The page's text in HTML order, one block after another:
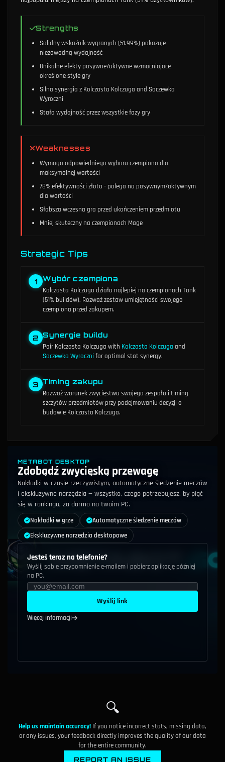
Strengths
Solidny wskaźnik wygranych (51.99%) pokazuje
niezawodną wydajność
Unikalne efekty pasywne/aktywne wzmacniające
określone style gry
Silna synergia z Kolczasta Kolczuga and Soczewka
Wyroczni
Stała wydajność przez wszystkie fazy gry
Weaknesses
Wymaga odpowiedniego wyboru czempiona dla
maksymalnej wartości
78% efektywności złota - polega na pasywnym/aktywnym
dla wartości
Słabsza wczesna gra przed ukończeniem przedmiotu
Mniej skuteczny na czempionach Mage
Strategic Tips
1 Wybór czempiona
Kolczasta Kolczuga działa najlepiej na czempionach Tank
(51% buildów). Rozważ zestaw umiejętności swojego
czempiona przed zakupem.
2 Synergie buildu
Pair Kolczasta Kolczuga with Kolczasta Kolczuga and
Soczewka Wyroczni for optimal stat synergy.
3 Timing zakupu
Rozważ warunek zwycięstwa swojego zespołu i timing
szczytów przedmiotów przy podejmowaniu decyzji o
budowie Kolczasta Kolczuga.
METABOT DESKTOP
Zdobądź zwycięską przewagę
Nakładki w czasie rzeczywistym, automatyczne śledzenie meczów
i ekskluzywne narzędzia — wszystko, czego potrzebujesz, by piąć
się w rankingu, za darmo na twoim PC.
Nakładki w grze
Automatyczne śledzenie meczów
Ekskluzywne narzędzia desktopowe
Jesteś teraz na telefonie?
Wyślij sobie przypomnienie e-mailem i pobierz aplikację później
na PC.
Wyślij link
Więcej informacji
🔍
Help us maintain accuracy! If you notice incorrect stats, missing data,
or any issues, your feedback directly improves the quality of our data
for the entire community.
REPORT AN ISSUE